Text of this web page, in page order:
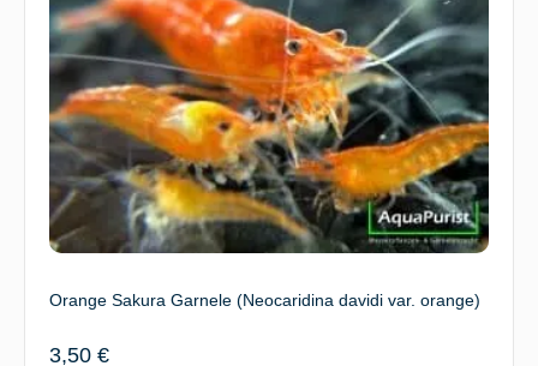
Orange Sakura Garnele (Neocaridina davidi var. orange)
3,50 €